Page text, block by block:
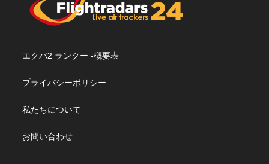
エクバ2 ランクー -概要表
プライバシーポリシー
私たちについて
お問い合わせ